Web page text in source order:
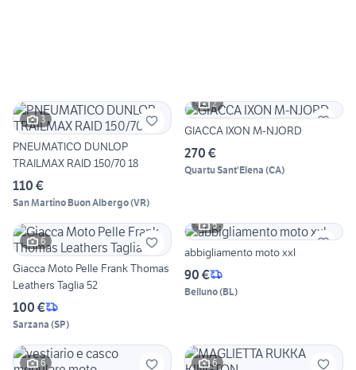
3
PNEUMATICO DUNLOP
TRAILMAX RAID 150/70 18
110 €
San Martino Buon Albergo(VR)
2
GIACCA IXON M-NJORD
270 €
Quartu Sant'Elena (CA)
6
Giacca Moto Pelle Frank Thomas
Leathers Taglia 52
100 €
Sarzana (SP)
5
abbigliamento moto xxl
90 €
Belluno(BL)
6 6